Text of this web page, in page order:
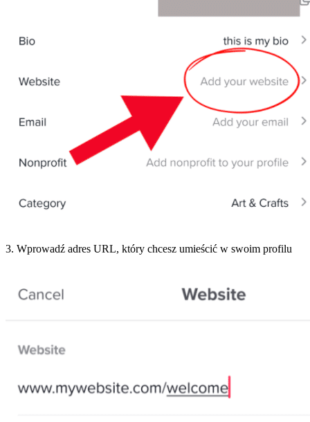
3. Wprowadź adres URL, który chcesz umieścić w swoim profilu